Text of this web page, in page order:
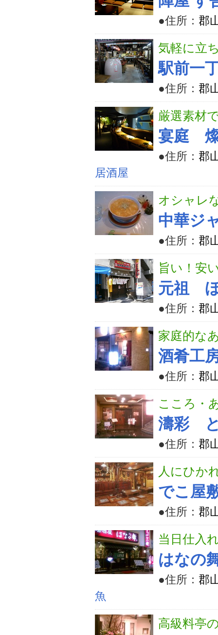
●住所： 郡
気軽に立
駅前一
●住所： 郡
厳選素材
宴庭 燦
●住所： 郡
居酒屋
オシャレ
中華ジ
●住所： 郡
旨い！安
元祖 ほ
●住所： 郡
家庭的な
酒肴工
●住所： 郡
こころ・
濤彩
●住所： 郡
人にひか
でこ屋
●住所： 郡
当日仕入
はなの
●住所： 郡
魚
高級料亭